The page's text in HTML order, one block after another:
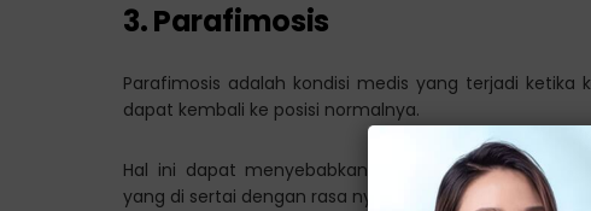
3. Parafimosis
Parafimosis adalah kondisi medis yang terjadi
dapat kembali ke posisi normalnya.
Hal ini dapat menyebabkan peredaran darah
yang di sertai dengan rasa nyeri.